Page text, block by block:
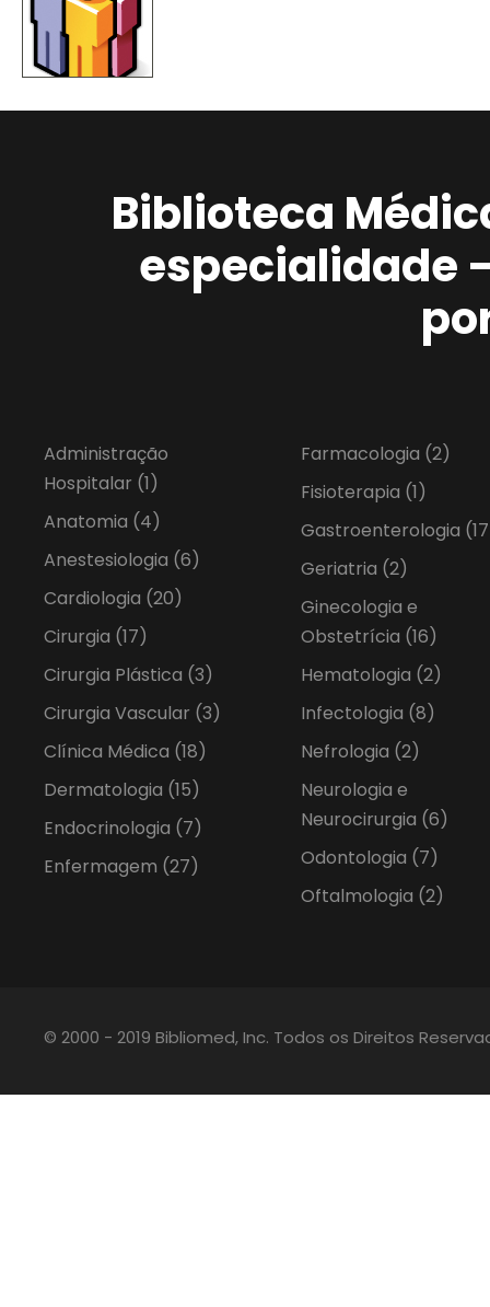
Biblioteca
especialidade
Administração
Hospitalar (1)
Anatomia (4)
Anestesiologia (6)
Cardiologia (20)
Cirurgia (17)
Cirurgia Plástica (3)
Cirurgia Vascular (3)
Clínica Médica (18)
Dermatologia (15)
Endocrinologia (7)
Enfermagem (27)
Farmacologia (2)
Fisioterapia (1)
Gastroenterologia
Geriatria (2)
Ginecologia e
Obstetrícia (16)
Hematologia (2)
Infectologia (8)
Nefrologia (2)
Neurologia e
Neurocirurgia (6)
Odontologia (7)
Oftalmologia (2)
© 2000 - 2019 Bibliomed, Inc. Todos os Direitos